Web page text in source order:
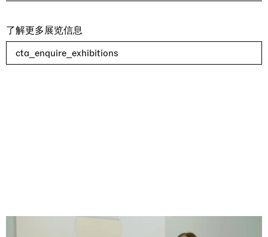
了解更多展览信息
cta_enquire_exhibitions